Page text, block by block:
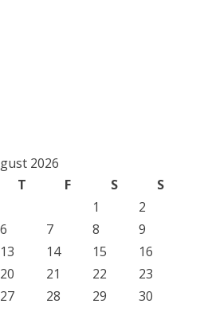
2026
T F S
S
1
2
6 7 8
9
13 14 15
16
20 21 22
23
27 28 29
30